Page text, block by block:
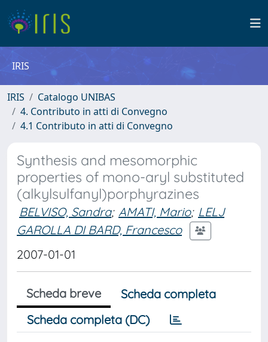
IRIS
IRIS
Catalogo UNIBAS
4. Contributo in atti di Convegno
4.1 Contributo in atti di Convegno
Synthesis and mesomorphic
properties of mono-aryl substituted
(alkylsulfanyl)porphyrazines
BELVISO, Sandra; AMATI, Mario; LELJ
GAROLLA DI BARD, Francesco
2007-01-01
Scheda breve
Scheda completa
Scheda completa (DC)